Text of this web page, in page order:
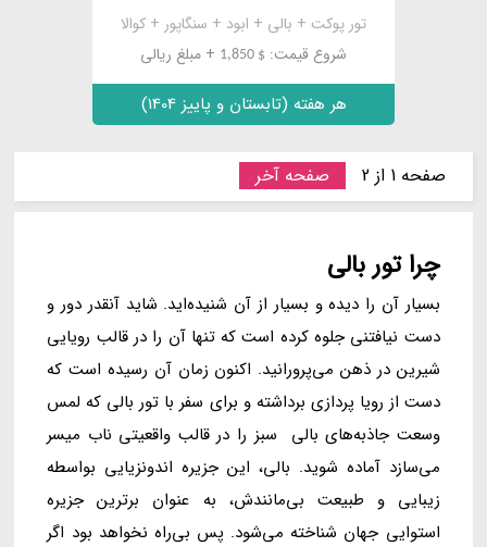
تور پوکت + بالی + ابود + سنگاپور + کوالا
شروع قیمت: $ 1,850 + مبلغ ریالی
هر هفته (تابستان و پاییز 1404)
صفحه 1 از 2 صفحه آخر
چرا تور بالی
بسیار آن را دیده و بسیار از آن شنیده‌اید. شاید آنقدر دور و
دست نیافتنی جلوه کرده است که تنها آن را در قالب رویایی
شیرین در ذهن می‌پرورانید. اکنون زمان آن رسیده است که
دست از رویا پردازی برداشته و برای سفر با تور بالی که لمس
وسعت جاذبه‌های بالی سبز را در قالب واقعیتی ناب میسر
می‌سازد آماده شوید. بالی، این جزیره‌ اندونزیایی بواسطه
زیبایی و طبیعت بی‌مانندش، به عنوان برترین جزیره
استوایی جهان شناخته می‌شود. پس بی‌راه نخواهد بود اگر